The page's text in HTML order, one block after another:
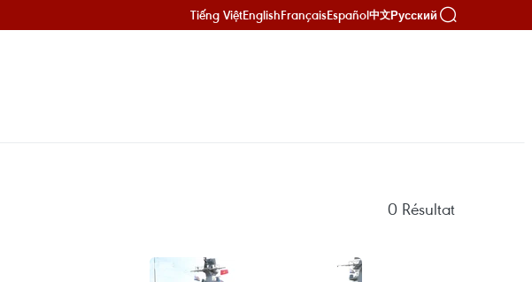
Tiếng ViệtEnglishFrançaisEspañol中文Русский
0 Résultat